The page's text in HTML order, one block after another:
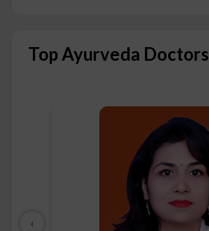
Top Ayurveda Doctors
‹